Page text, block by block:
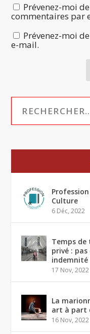
Prévenez-moi
commentaires par
Prévenez-moi
e-mail.
Culture
6 Déc, 2022
Temps
privé :
indemnité
17 Nov, 2022
La
art à part
16 Nov, 2022